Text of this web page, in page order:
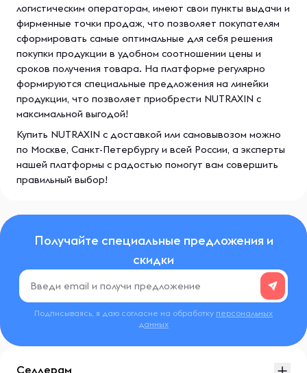
логистическим операторам, имеют свои пункты выдачи и
фирменные точки продаж, что позволяет покупателям
сформировать самые оптимальные для себя решения
покупки продукции в удобном соотношении цены и
сроков получения товара. На платформе регулярно
формируются специальные предложения на линейки
продукции, что позволяет приобрести NUTRAXIN с
максимальной выгодой!
Купить NUTRAXIN с доставкой или самовывозом можно
по Москве, Санкт-Петербургу и всей России, а эксперты
нашей платформы с радостью помогут вам совершить
правильный выбор!
Получайте специальные предложения и
скидки
Подписываясь, я даю согласие на обработку персональных
данных
Селлерам